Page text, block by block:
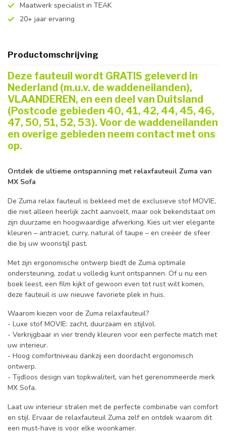
Maatwerk specialist in TEAK
20+ jaar ervaring
Productomschrijving
Deze fauteuil wordt GRATIS geleverd in
Nederland (m.u.v. de waddeneilanden),
VLAANDEREN, en een deel van Duitsland
(Postcode gebieden 40, 41, 42, 44, 45, 46,
47, 50, 51, 52, 53). Voor de waddeneilanden
en overige gebieden neem contact met ons
op.
Ontdek de ultieme ontspanning met relaxfauteuil Zuma van
MX Sofa
De Zuma relax fauteuil is bekleed met de exclusieve stof MOVIE,
die niet alleen heerlijk zacht aanvoelt, maar ook bekendstaat om
zijn duurzame en hoogwaardige afwerking. Kies uit vier elegante
kleuren – antraciet, curry, natural of taupe – en creëer de sfeer
die bij uw woonstijl past.
Met zijn ergonomische ontwerp biedt de Zuma optimale
ondersteuning, zodat u volledig kunt ontspannen. Of u nu een
boek leest, een film kijkt of gewoon even tot rust wilt komen,
deze fauteuil is uw nieuwe favoriete plek in huis.
Waarom kiezen voor de Zuma relaxfauteuil?
- Luxe stof MOVIE: zacht, duurzaam en stijlvol.
- Verkrijgbaar in vier trendy kleuren voor een perfecte match met
uw interieur.
- Hoog comfortniveau dankzij een doordacht ergonomisch
ontwerp.
- Tijdloos design van topkwaliteit, van het gerenommeerde merk
MX Sofa.
Laat uw interieur stralen met de perfecte combinatie van comfort
en stijl. Ervaar de relaxfauteuil Zuma zelf en ontdek waarom dit
een must-have is voor elke woonkamer.